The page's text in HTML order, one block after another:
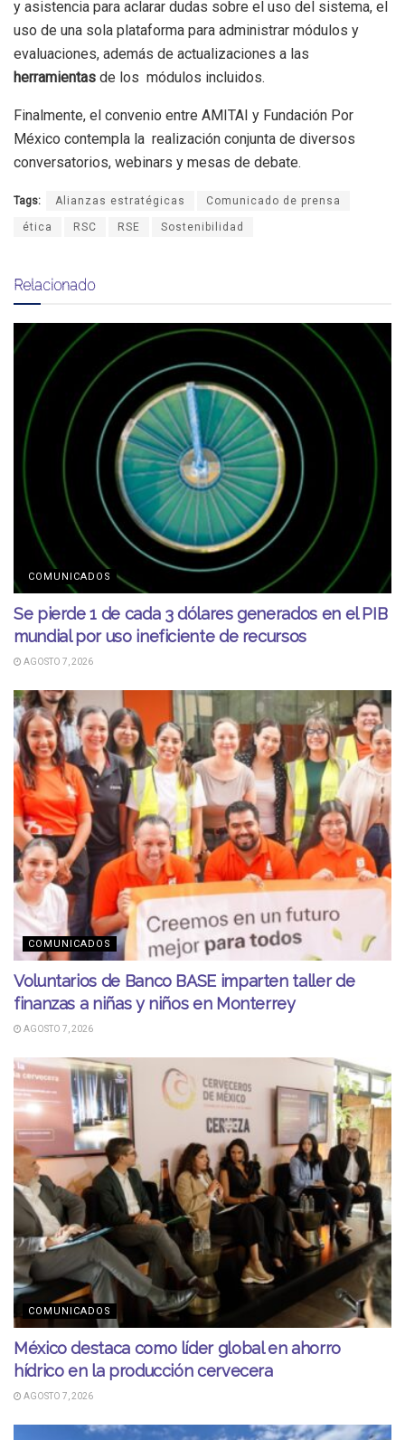
y asistencia para aclarar dudas sobre el uso del sistema, el
uso de una sola plataforma para administrar módulos y
evaluaciones, además de actualizaciones a las
herramientas de los módulos incluidos.
Finalmente, el convenio entre AMITAI y Fundación Por
México contempla la realización conjunta de diversos
conversatorios, webinars y mesas de debate.
Tags: Alianzas estratégicas Comunicado de prensa
ética RSC RSE Sostenibilidad
Relacionado
COMUNICADOS
Se pierde 1 de cada 3 dólares generados en el PIB
mundial por uso ineficiente de recursos
AGOSTO 7, 2026
COMUNICADOS
Voluntarios de Banco BASE imparten taller de
finanzas a niñas y niños en Monterrey
AGOSTO 7, 2026
COMUNICADOS
México destaca como líder global en ahorro
hídrico en la producción cervecera
AGOSTO 7, 2026